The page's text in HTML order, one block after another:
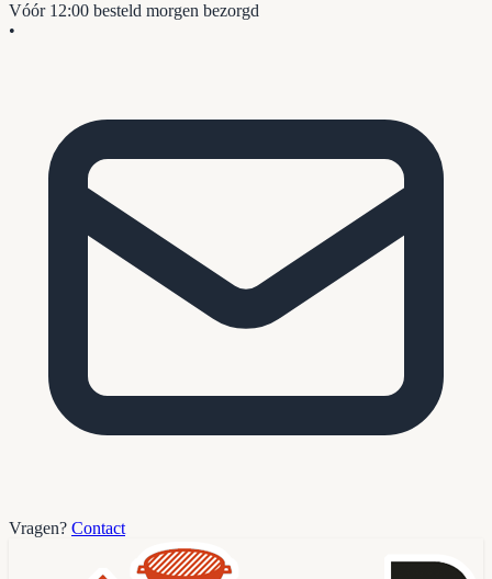
Vóór 12:00 besteld morgen bezorgd
•
Vragen? Contact